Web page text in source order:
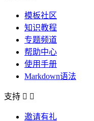
模板社区
知识教程
专题频道
帮助中心
使用手册
Markdown语法
支持  
邀请有礼